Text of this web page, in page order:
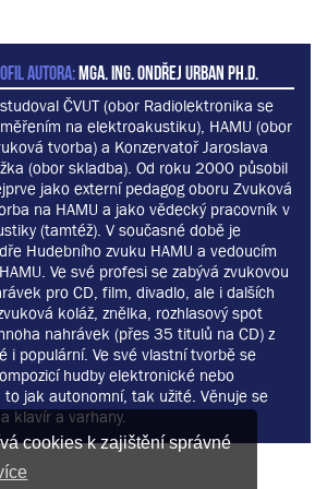
cookies k zajištění správné
AUTORA:MgA. Ing. Ondřej Urban Ph.D.
ČVUT (obor Radiolektronika se
na elektroakustiku), HAMU (obor
tvorba) a Konzervatoř Jaroslava
(obor skladba). Od roku 2000 působil
jako externí pedagog oboru Zvuková
na HAMU a jako vědecký pracovník v
(tamtéž). V současné době je
Hudebního zvuku HAMU a vedoucím
Ve své profesi se zabývá zvukovou
pro CD, film, divadlo, ale i dalších
koláž, znělka, rozhlasový spot
nahrávek (přes 35 titulů na CD) z
i populární. Ve své vlastní tvorbě se
hudby elektronické nebo
jak autonomní, tak užité. Věnuje se
klavír a varhany.